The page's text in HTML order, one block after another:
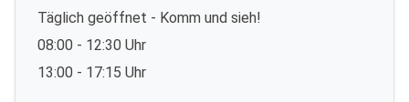
Täglich geöffnet - Komm und sieh!
08:00 - 12:30 Uhr
13:00 - 17:15 Uhr